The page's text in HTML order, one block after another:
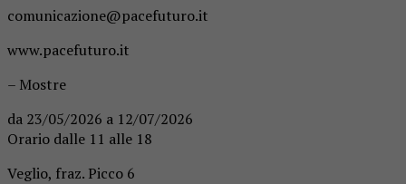
comunicazione@pacefuturo.it
www.pacefuturo.it
– Mostre
da 23/05/2026 a 12/07/2026
Orario dalle 11 alle 18
Veglio, fraz. Picco 6